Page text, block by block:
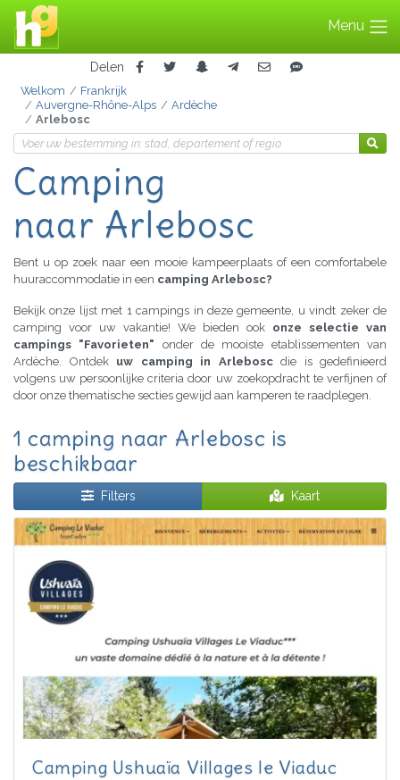
Menu
Delen
Welkom
Frankrijk
Auvergne-Rhône-Alps
Ardèche
Arlebosc
Camping
naar Arlebosc
Bent u op zoek naar een mooie kampeerplaats of een comfortabele
huuraccommodatie in een camping Arlebosc?
Bekijk onze lijst met 1 campings in deze gemeente, u vindt zeker de
camping voor uw vakantie! We bieden ook onze selectie van
campings "Favorieten" onder de mooiste etablissementen van
Ardèche. Ontdek uw camping in Arleboscdie is gedefinieerd
volgens uw persoonlijke criteria door uw zoekopdracht te verfijnen of
door onze thematische secties gewijd aan kamperen te raadplegen.
1 camping naar Arlebosc is
beschikbaar
Filters Kaart
Camping Ushuaïa Villages le Viaduc